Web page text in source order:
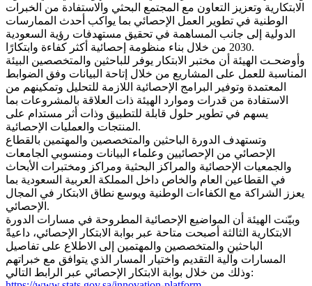
الابتكارية وتعزيز التعاون مع المجتمع البحثي والاستفادة من الخبرات
الوطنية في تطوير العمل الإحصائي بما يواكب أحدث الممارسات
الدولية إلى جانب المساهمة في تحقيق مستهدفات رؤية السعودية
2030 من خلال بناء منظومة إحصائية أكثر كفاءة وابتكارًا.
وأوضحـت الهيئة أن مختبر الابتكار يوفر للباحثين والمتخصصين البيئة
المناسبة للعمل على المشاريع من خلال إتاحة البيانات وفق الضوابط
المعتمدة وتوفير البرامج الإحصائية اللازمة للتحليل وتمكينهم من
الاستفادة من قدرات وموارد الهيئة ذات العلاقة بالمشروعات بما
يسهم في تطوير حلول قابلة للتطبيق وذات أثر مستدام على
المنتجات والعمليات الإحصائية.
وتستهدف الدورة الباحثين والمتخصصين والمهتمين بالقطاع
الإحصائي من الإحصائيين وعلماء البيانات ومنسوبي الجامعات
والجمعيات الإحصائية والمراكز البحثية ومراكز ومختبرات الأبحاث
في القطاعين العام والخاص داخل المملكة العربية السعودية بما
يعزز الشراكة مع الكفاءات الوطنية ويوسع نطاق الابتكار في المجال
الإحصائي.
وبيّنت الهيئة أن المواضيع الإحصائية المطروحة في مسارات الدورة
الابتكارية الثالثة أصبحت متاحة عبر بوابة الابتكار الإحصائي، داعيةً
الباحثين والمتخصصين والمهتمين إلى الاطلاع على تفاصيل
المسارات وآلية التقديم واختيار المسار الذي يتوافق مع خبراتهم
وذلك من خلال بوابة الابتكار الإحصائي عبر الرابط التالي: